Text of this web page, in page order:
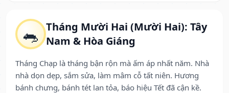
🐀 Tháng Mười Hai (Mười Hai): Tây
Nam & Hòa Giáng
Tháng Chạp là tháng bận rộn mà ấm áp nhất năm. Nhà
nhà dọn dẹp, sắm sửa, làm mâm cỗ tất niên. Hương
bánh chưng, bánh tét lan tỏa, báo hiệu Tết đã cận kề.